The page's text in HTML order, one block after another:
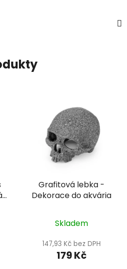
Grafitová lebka -
Dekorace do akvária
Skladem
147,93 Kč bez DPH
179 Kč